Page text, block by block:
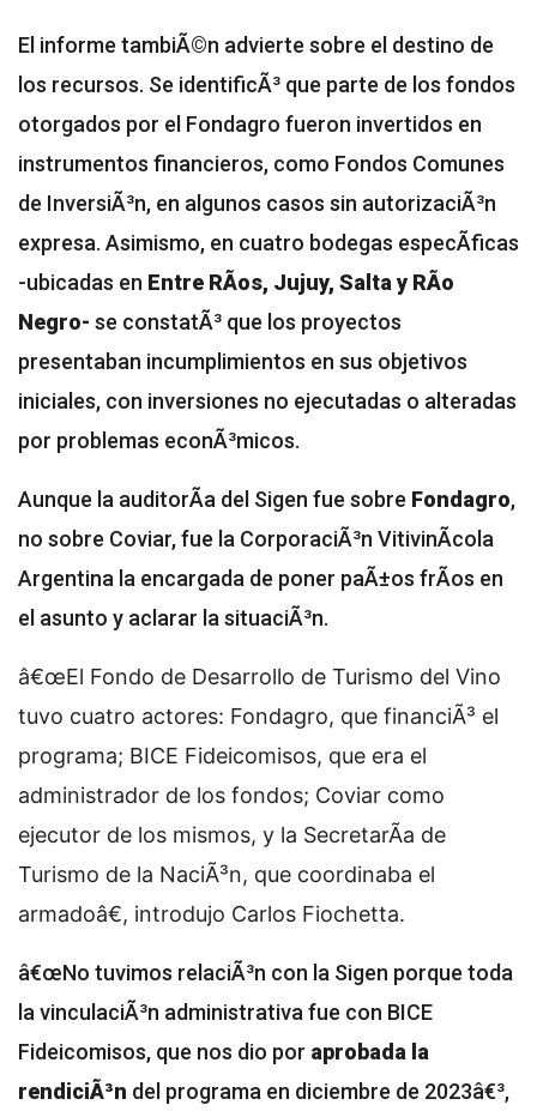
El informe tambiÃ©n advierte sobre el destino de
los recursos. Se identificÃ³ que parte de los fondos
otorgados por el Fondagro fueron invertidos en
instrumentos financieros, como Fondos Comunes
de InversiÃ³n, en algunos casos sin autorizaciÃ³n
expresa. Asimismo, en cuatro bodegas especÃ­ficas
-ubicadas en Entre RÃ­os, Jujuy, Salta y RÃ­o
Negro- se constatÃ³ que los proyectos
presentaban incumplimientos en sus objetivos
iniciales, con inversiones no ejecutadas o alteradas
por problemas econÃ³micos.
Aunque la auditorÃ­a del Sigen fue sobre Fondagro,
no sobre Coviar, fue la CorporaciÃ³n VitivinÃ­cola
Argentina la encargada de poner paÃ±os frÃ­os en
el asunto y aclarar la situaciÃ³n.
â€œEl Fondo de Desarrollo de Turismo del Vino
tuvo cuatro actores: Fondagro, que financiÃ³ el
programa; BICE Fideicomisos, que era el
administrador de los fondos; Coviar como
ejecutor de los mismos, y la SecretarÃ­a de
Turismo de la NaciÃ³n, que coordinaba el
armadoâ€, introdujo Carlos Fiochetta.
â€œNo tuvimos relaciÃ³n con la Sigen porque toda
la vinculaciÃ³n administrativa fue con BICE
Fideicomisos, que nos dio por aprobada la
rendiciÃ³n del programa en diciembre de 2023â€³,